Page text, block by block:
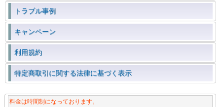
トラブル事例
キャンペーン
利用規約
特定商取引に関する法律に基づく表示
料金は時間制になっております。